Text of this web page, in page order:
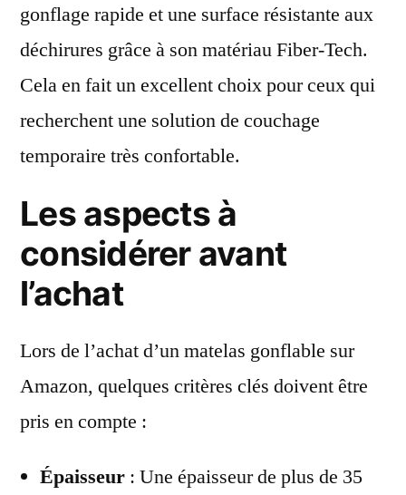
gonflage rapide et une surface résistante aux
déchirures grâce à son matériau Fiber-Tech.
Cela en fait un excellent choix pour ceux qui
recherchent une solution de couchage
temporaire très confortable.
Les aspects à
considérer avant
l’achat
Lors de l’achat d’un matelas gonflable sur
Amazon, quelques critères clés doivent être
pris en compte :
Épaisseur : Une épaisseur de plus de 35